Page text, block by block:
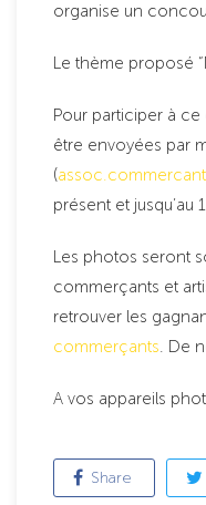
organise un
Le thème proposé
Pour participer à
être envoyées par
(
présent et jusqu’au
Les photos seront
commerçants et
retrouver les
commerçants. De
A vos appareils
Share